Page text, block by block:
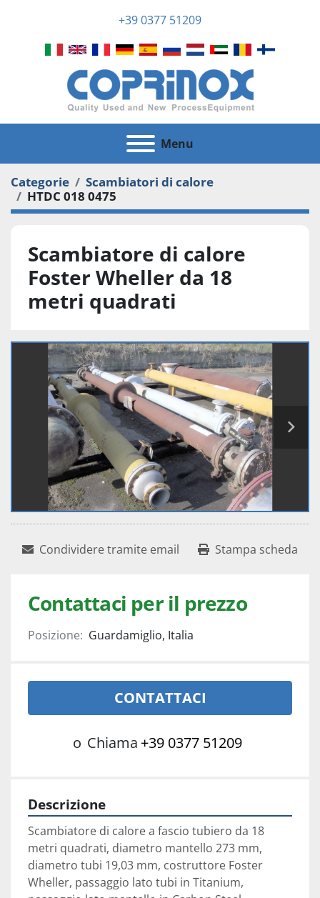
+39 0377 51209
Menu
Categorie
Scambiatori di calore
HTDC 018 0475
Scambiatore di calore
Foster Wheller da 18
metri quadrati
Condividere tramite email Stampa scheda
Contattaci per il prezzo
Posizione: Guardamiglio, Italia
CONTATTACI
o Chiama +39 0377 51209
Descrizione
Scambiatore di calore a fascio tubiero da 18
metri quadrati, diametro mantello 273 mm,
diametro tubi 19,03 mm, costruttore Foster
Wheller, passaggio lato tubi in Titanium,